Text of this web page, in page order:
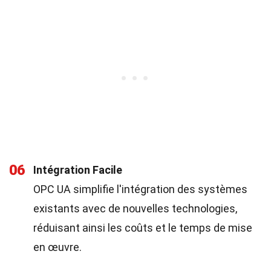
06
Intégration Facile
OPC UA simplifie l'intégration des systèmes
existants avec de nouvelles technologies,
réduisant ainsi les coûts et le temps de mise
en œuvre.